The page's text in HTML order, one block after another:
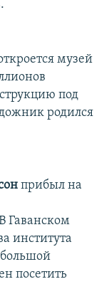
музей
под
родился
прибыл на
Гаванском
института
посетить